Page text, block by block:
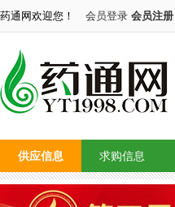
药通网欢迎您！ 会员登录 会员注册
供应信息 求购信息